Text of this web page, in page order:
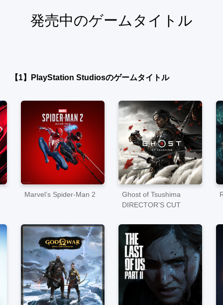
発売中のゲームタイトル
【1】PlayStation Studiosのゲームタイトル
Marvel’s Spider-Man 2
Ghost of Tsushima
DIRECTOR’S CUT